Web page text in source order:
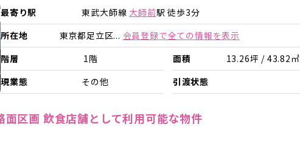
詳細を見る
最寄り駅 東武大師線 大師前駅 徒歩3分
所在地
東京都足立区... 会員登録で全ての情報を表示
階層
1階 面積
13.26坪 / 43.82㎡
現業態
その他 引渡状態
区画 飲食店舗として利用可能な物件